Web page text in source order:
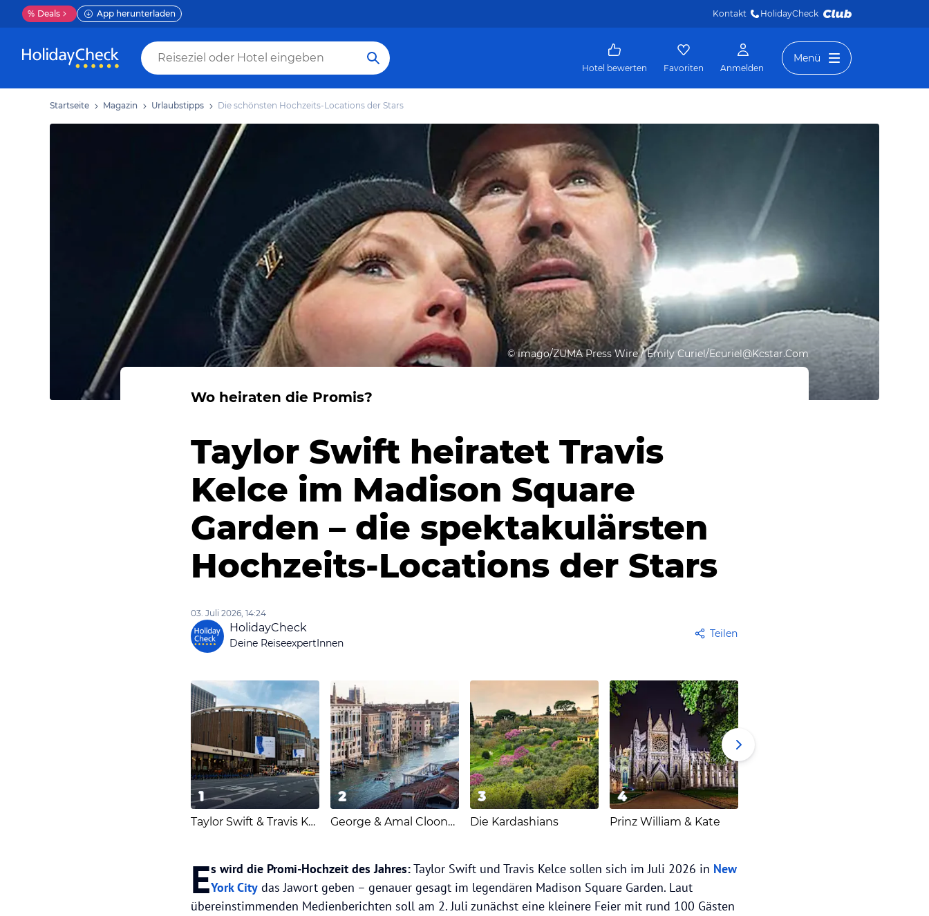
% Deals App herunterladen Kontakt HolidayCheck
Hotel bewerten Favoriten Anmelden
Menü
Startseite Magazin Urlaubstipps Die schönsten Hochzeits-Locations der Stars
©imago/ZUMA Press Wire / Emily Curiel/Ecuriel@Kcstar.Com
Wo heiraten die Promis?
Taylor Swift heiratet Travis
Kelce im Madison Square
Garden – die spektakulärsten
Hochzeits-Locations der Stars
03. Juli 2026, 14:24
HolidayCheck
Deine ReiseexpertInnen
Teilen
1
Taylor Swift & Travis Kelce
2
George & Amal Clooney
3
Die Kardashians
4
Prinz William & Kate
Es wird die Promi-Hochzeit des Jahres:Taylor Swift und Travis Kelce sollen sich im Juli 2026 in New
York City das Jawort geben – genauer gesagt im legendären Madison Square Garden. Laut
übereinstimmenden Medienberichten soll am 2. Juli zunächst eine kleinere Feier mit rund 100 Gästen